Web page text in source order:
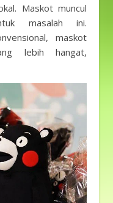
Maskot muncul
masalah ini.
maskot
lebih hangat,